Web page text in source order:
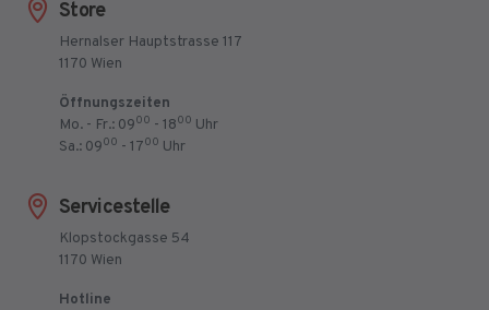
Store
Hernalser Hauptstrasse 117
1170 Wien
Öffnungszeiten
Mo. - Fr.: 0900 - 1800 Uhr
Sa.: 0900 - 1700 Uhr
Servicestelle
Klopstockgasse 54
1170 Wien
Hotline